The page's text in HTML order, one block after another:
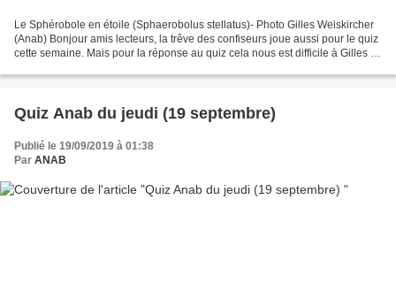
Le Sphérobole en étoile (Sphaerobolus stellatus)- Photo Gilles Weiskircher
(Anab) Bonjour amis lecteurs, la trêve des confiseurs joue aussi pour le quiz
cette semaine. Mais pour la réponse au quiz cela nous est difficile à Gilles et
Quiz Anab du jeudi (19 septembre)
Publié le 19/09/2019 à 01:38
Par ANAB